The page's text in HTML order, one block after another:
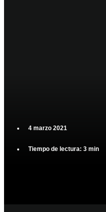
4 marzo 2021
Tiempo de lectura: 3 min